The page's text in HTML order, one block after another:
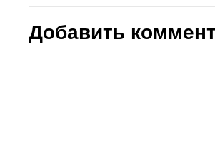
Добавить